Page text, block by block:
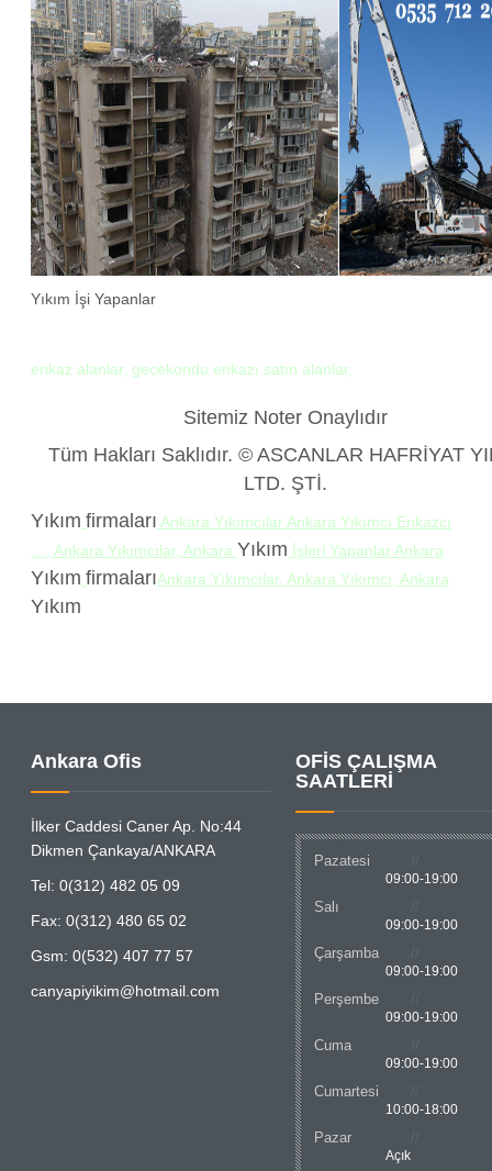
Yıkım İşi Yapanlar
enkaz alanlar, gecekondu enkazı satın alanlar,
Sitemiz Noter Onaylıdır
Tüm Hakları Saklıdır. © ASCANLAR HAFRİYAT
LTD. ŞTİ.
Yıkım firmaları Ankara Yıkımcılar Ankara Yıkımcı Enkazcı
…, Ankara Yıkımcılar, Ankara Yıkım İşleri Yapanlar Ankara
Yıkım firmalarıAnkara Yıkımcılar, Ankara Yıkımcı, Ankara
Yıkım
Ankara Ofis
İlker Caddesi Caner Ap. No:44
Dikmen Çankaya/ANKARA
Tel: 0(312) 482 05 09
Fax: 0(312) 480 65 02
Gsm: 0(532) 407 77 57
canyapiyikim@hotmail.com
OFİS ÇALIŞMA
SAATLERİ
Pazatesi
09:00-19:00
Salı
09:00-19:00
Çarşamba
09:00-19:00
Perşembe
09:00-19:00
Cuma
09:00-19:00
Cumartesi
10:00-18:00
Pazar
Açık